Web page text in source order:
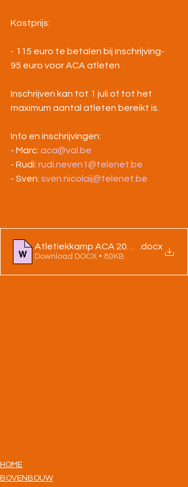
Kostprijs:
- 115 euro te betalen bij inschrijving-
95 euro voor ACA atleten
Inschrijven kan tot 1 juli of tot het
maximum aantal atleten bereikt is.
Info en inschrijvingen:
- Marc: aca@val.be
- Rudi: rudi.neven1@telenet.be
- Sven: sven.nicolaij@telenet.be
Atletiekkamp ACA 2024 -
.docx
Download DOCX • 80KB
HOME
BOVENBOUW